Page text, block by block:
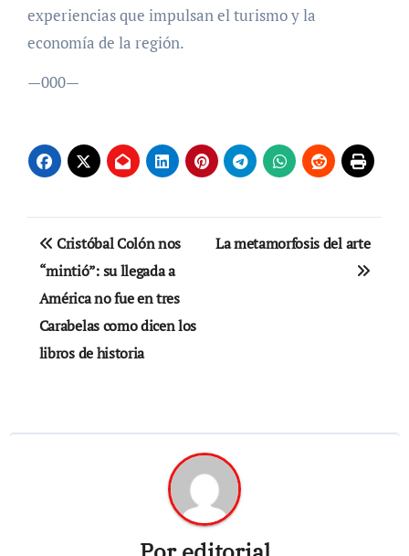
experiencias que impulsan el turismo y la
economía de la región.
—000—
Navegación
de
entradas
Cristóbal Colón nos
“mintió”: su llegada a
América no fue en tres
Carabelas como dicen los
libros de historia
La metamorfosis del arte